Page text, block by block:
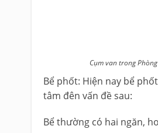
Cụm van trong
Bể phốt: Hiện nay bể
tâm đên vấn đề sau:
Bể thường có hai ngăn,